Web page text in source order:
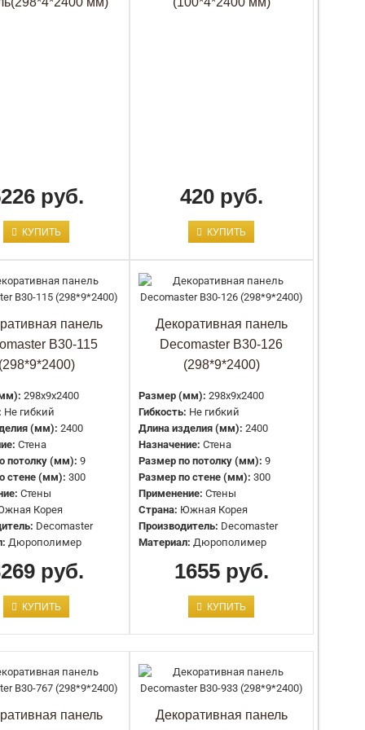
Длина, мм:
Высота, мм:
Длина, мм:
Глубина, мм:
Тип:
DECOR-DIZAYN
Материал:
Дюрополимер
Цвет: Окрашенная
Назначение декора:
Стеновая
Высота, мм:
Глубина, мм:
Панель декоративная
Страна:
Производитель:
DECOR-DIZAYN
Дюрополимер
Цвет:
Окрашенная
Назначение декора:
Стеновая
Артикул:
Высота, мм:
Длина, мм:
Производитель:
DECOR-DIZAYN
Материал: Дюрополимер
руб.
КУПИТЬ
420 руб.
КУПИТЬ
панель
B30-115
(298*9*2400)
298x9x2400
Не гибкий
(мм): 2400
Стена
потолку (мм): 9
стене (мм): 300
Стены
Корея
Decomaster
Дюрополимер
руб.
КУПИТЬ
Декоративная панель
Decomaster B30-126
(298*9*2400)
Размер (мм): 298x9x2400
Гибкость: Не гибкий
Длина изделия (мм): 2400
Назначение: Стена
Размер по потолку (мм): 9
Размер по стене (мм): 300
Применение: Стены
Страна: Южная Корея
Производитель: Decomaster
Материал: Дюрополимер
1655 руб.
КУПИТЬ
панель
Декоративная панель